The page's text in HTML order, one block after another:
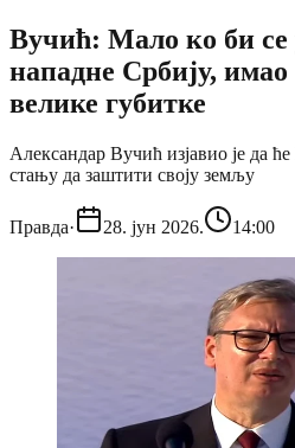
Вучић: Мало ко би се
нападне Србију,
велике губитке
Александар Вучић изјавио је да
стању да заштити своју земљу
Правда· 28. јун 2026. 14:00